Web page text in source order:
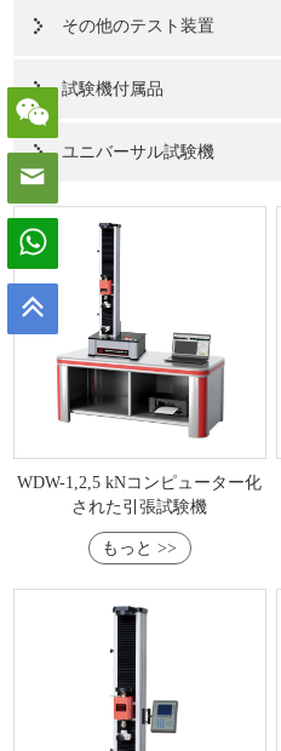
その他のテスト装置
試験機付属品
ユニバーサル試験機
WDW-1,2,5 kNコンピューター化
された引張試験機
もっと >>